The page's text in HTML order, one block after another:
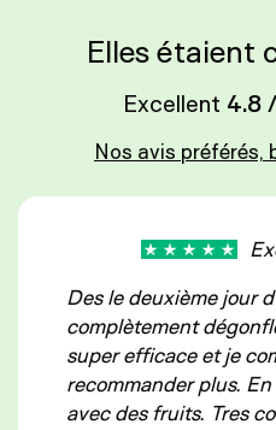
Elles étaient
Excellent 4.8
Nos avis préférés,
Des le deuxième jour
complètement
super efficace et je
recommander plus.
avec des fruits. Tres